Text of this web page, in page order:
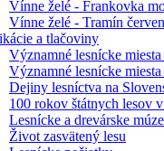
Vínne želé - Frankovka
Vínne želé - Tramín
a tlačoviny
Významné lesnícke miesta
Významné lesnícke
Dejiny lesníctva na
100 rokov štátnych lesov
Lesnícke a drevárske
Život zasvätený lesu